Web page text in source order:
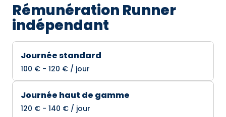
Rémunération Runner
indépendant
Journée standard
100 € - 120 € / jour
Journée haut de gamme
120 € - 140 € / jour